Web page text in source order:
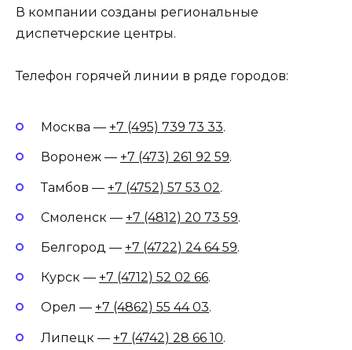
В компании созданы региональные
диспетчерские центры.
Телефон горячей линии в ряде городов:
Москва — +7 (495) 739 73 33.
Воронеж — +7 (473) 261 92 59.
Тамбов — +7 (4752) 57 53 02.
Смоленск — +7 (4812) 20 73 59.
Белгород — +7 (4722) 24 64 59.
Курск — +7 (4712) 52 02 66.
Орел — +7 (4862) 55 44 03.
Липецк — +7 (4742) 28 66 10.